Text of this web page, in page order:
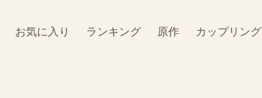
お気に入り ランキング 原作 カップリング